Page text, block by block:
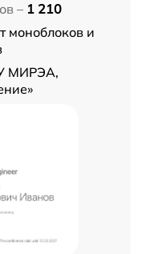
– 1 210
моноблоков и
МИРЭА,